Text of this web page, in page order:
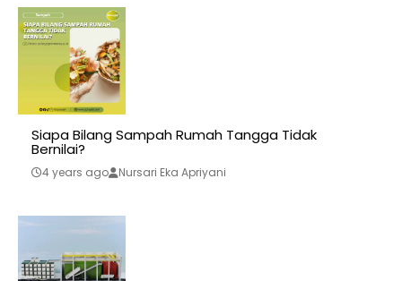
Siapa Bilang Sampah Rumah Tangga Tidak
Bernilai?
4 years ago Nursari Eka Apriyani